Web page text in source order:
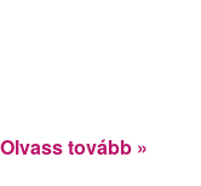
Olvass tovább »